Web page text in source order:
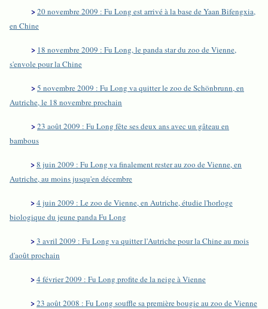
>20 novembre 2009 : Fu Long est arrivé à la base de Yaan Bifengxia,
en Chine
> 18 novembre 2009 : Fu Long, le panda star du zoo de Vienne,
s'envole pour la Chine
>5 novembre 2009 : Fu Long va quitter le zoo de Schönbrunn, en
Autriche, le 18 novembre prochain
>23 août 2009 : Fu Long fête ses deux ans avec un gâteau en
bambous
>8 juin 2009 : Fu Long va finalement rester au zoo de Vienne, en
Autriche, au moins jusqu'en décembre
>4 juin 2009 : Le zoo de Vienne, en Autriche, étudie l'horloge
biologique du jeune panda Fu Long
>3 avril 2009 : Fu Long va quitter l'Autriche pour la Chine au mois
d'août prochain
>4 février 2009 : Fu Long profite de la neige à Vienne
>23 août 2008 : Fu Long souffle sa première bougie au zoo de Vienne